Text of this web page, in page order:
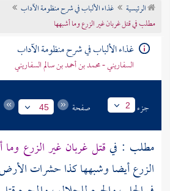
تراجم الأعلام
الرئيسية
غذاء الألباب في شرح منظومة الآداب
مطلب في قتل غربان غير الزرع وما أشبهها
غذاء الألباب في شرح منظومة الآداب
السفاريني - محمد بن أحمد بن سالم السفاريني
جزء 2 صفحة 45
مطلب : فيقتل غربان غير الزرع وما
الزرع أيضا وشبهها كذا حشرات